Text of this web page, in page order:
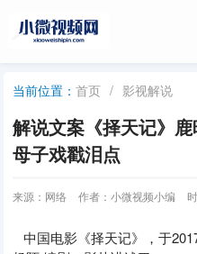
当前位置：首页 / 影视解说
解说文案《择天记》
母子戏戳泪点
来源：网络 作者：小微视频小编
中国电影《择天记》，于